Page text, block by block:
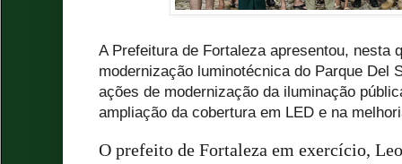
A Prefeitura de Fortaleza apresentou, nesta
modernização luminotécnica do Parque Del
ações de modernização da iluminação
ampliação da cobertura em LED e na
O prefeito de Fortaleza em exercício,